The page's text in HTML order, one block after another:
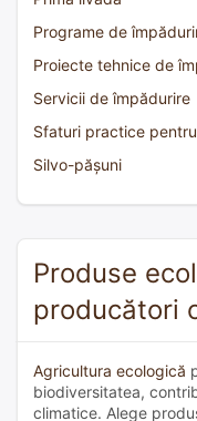
Programe de
Proiecte tehnice de
Servicii de împădurire
Sfaturi practice
Silvo-pășuni
Produse
producători
Agricultura ecologică
biodiversitatea,
climatice. Alege